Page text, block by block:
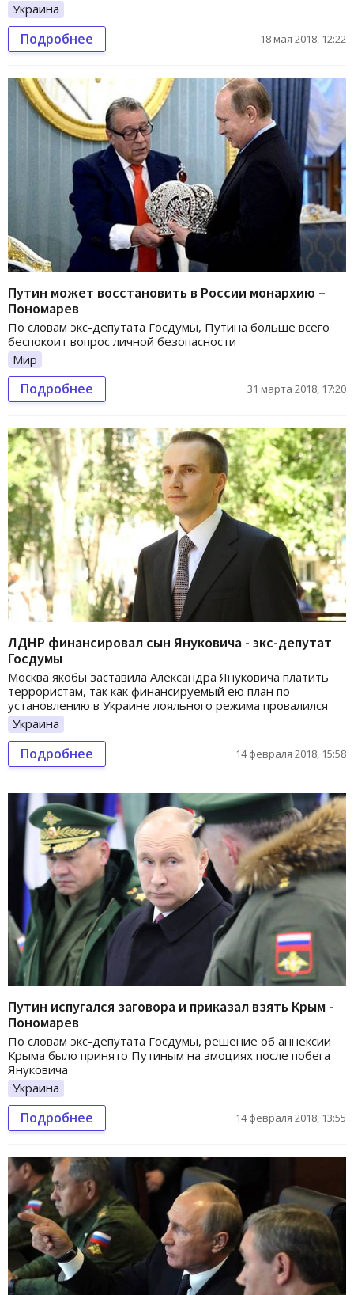
Украина
Подробнее 18 мая 2018, 12:22
Путин может восстановить в России монархию –
Пономарев
По словам экс-депутата Госдумы, Путина больше всего
беспокоит вопрос личной безопасности
Мир
Подробнее 31 марта 2018, 17:20
ЛДНР финансировал сын Януковича - экс-депутат
Госдумы
Москва якобы заставила Александра Януковича платить
террористам, так как финансируемый ею план по
установлению в Украине лояльного режима провалился
Украина
Подробнее 14 февраля 2018, 15:58
Путин испугался заговора и приказал взять Крым -
Пономарев
По словам экс-депутата Госдумы, решение об аннексии
Крыма было принято Путиным на эмоциях после побега
Януковича
Украина
Подробнее 14 февраля 2018, 13:55